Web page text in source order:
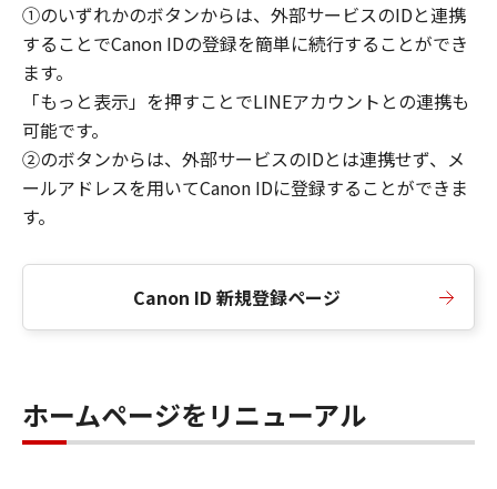
①のいずれかのボタンからは、外部サービスのIDと連携
することでCanon IDの登録を簡単に続行することができ
ます。
「もっと表示」を押すことでLINEアカウントとの連携も
可能です。
②のボタンからは、外部サービスのIDとは連携せず、メ
ールアドレスを用いてCanon IDに登録することができま
す。
Canon ID 新規登録ページ
ホームページをリニューアル